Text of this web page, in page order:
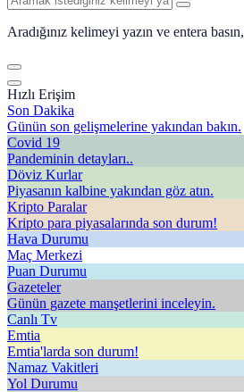
Aradığınız kelimeyi yazın ve entera
Hızlı Erişim
Son Dakika
Günün son gelişmelerine yakından bakın.
Covid 19
Pandeminin detayları..
Döviz Kurlar
Piyasanın kalbine yakından göz atın.
Kripto Paralar
Kripto para piyasalarında son durum!
Hava Durumu
Maç Merkezi
Puan Durumu
Gazeteler
Günün gazete manşetlerini inceleyin.
Canlı Tv
Emtia
Emtia'larda son durum!
Namaz Vakitleri
Yol Durumu